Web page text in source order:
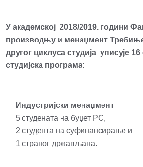
У академској 2018/2019. години
производњу и менаџмент
другог циклуса студија уписује 16
студијска програма:
Индустријски менаџмент
5 студената на буџет РС,
2 студента на суфинансирање и
1 страног држављана.